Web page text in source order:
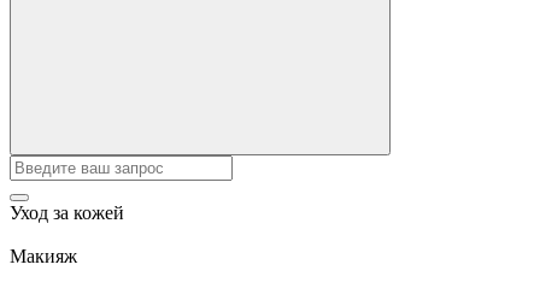
Уход за кожей
Макияж